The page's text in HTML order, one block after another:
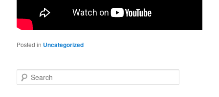
Posted in Uncategorized
e